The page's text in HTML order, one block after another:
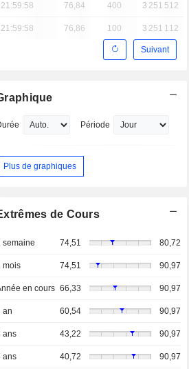
21:59:58 76,84 400 3 251 512
21:59:58 76,86 100 3 251 112
Suivant
Période
Plus de graphiques
de Cours
semaine 74,51 80,72
mois 74,51 90,97
en cours 66,33 90,97
an 60,54 90,97
ans 43,22 90,97
ans 40,72 90,97